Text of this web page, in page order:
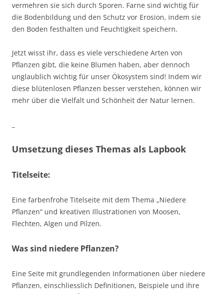
vermehren sie sich durch Sporen. Farne sind wichtig für
die Bodenbildung und den Schutz vor Erosion, indem sie
den Boden festhalten und Feuchtigkeit speichern.
Jetzt wisst ihr, dass es viele verschiedene Arten von
Pflanzen gibt, die keine Blumen haben, aber dennoch
unglaublich wichtig für unser Ökosystem sind! Indem wir
diese blütenlosen Pflanzen besser verstehen, können wir
mehr über die Vielfalt und Schönheit der Natur lernen.
Umsetzung dieses Themas als Lapbook
Titelseite:
Eine farbenfrohe Titelseite mit dem Thema „Niedere
Pflanzen“ und kreativen Illustrationen von Moosen,
Flechten, Algen und Pilzen.
Was sind niedere Pflanzen?
Eine Seite mit grundlegenden Informationen über niedere
Pflanzen, einschliesslich Definitionen, Beispiele und ihre